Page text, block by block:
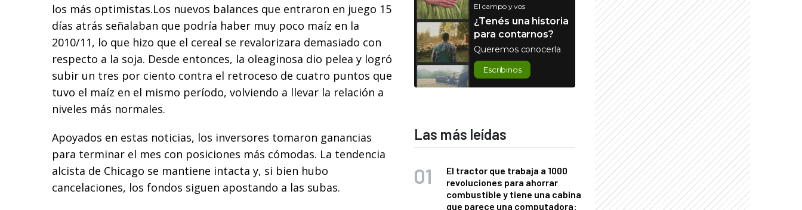
los más optimistas.Los nuevos balances que entraron en juego 15
días atrás señalaban que podría haber muy poco maíz en la
2010/11, lo que hizo que el cereal se revalorizara demasiado con
respecto a la soja. Desde entonces, la oleaginosa dio pelea y logró
subir un tres por ciento contra el retroceso de cuatro puntos que
tuvo el maíz en el mismo período, volviendo a llevar la relación a
niveles más normales.
Apoyados en estas noticias, los inversores tomaron ganancias
para terminar el mes con posiciones más cómodas. La tendencia
alcista de Chicago se mantiene intacta y, si bien hubo
cancelaciones, los fondos siguen apostando a las subas.
El campo y vos
¿Tenés una historia
para contarnos?
Queremos conocerla
Escribinos
Las más leídas
El tractor que trabaja a 1000
revoluciones para ahorrar
combustible y tiene una cabina
que parece una computadora: